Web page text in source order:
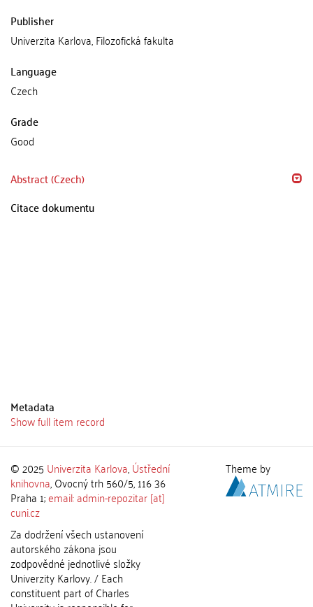
Publisher
Univerzita Karlova, Filozofická fakulta
Language
Czech
Grade
Good
Abstract (Czech)
Citace dokumentu
Metadata
Show full item record
© 2025 Univerzita Karlova,Ústřední
knihovna, Ovocný trh 560/5, 116 36
Praha 1;email: admin-repozitar [at]
cuni.cz
Za dodržení všech ustanovení
autorského zákona jsou
zodpovědné jednotlivé složky
Univerzity Karlovy. / Each
constituent part of Charles
Theme by